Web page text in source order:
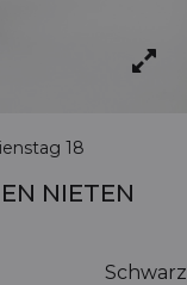
18
NIETEN
Schwarz